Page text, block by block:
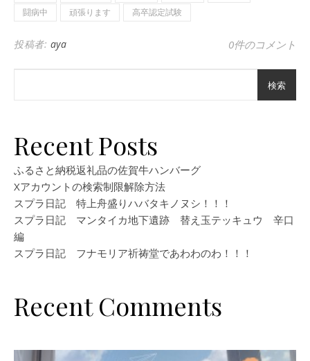
闘病中
頑張ります 高卒認定試験
投稿者: aya 0件のコメント
検索
Recent Posts
ふるさと納税返礼品の佐賀牛ハンバーグ
Xアカウントの検索制限解除方法
スプラ日記 特上舟盛りハバタキノヌシ！！！
スプラ日記 マンタイカ地下遺跡 替え玉テッキュウ 辛口
編
スプラ日記 フナモリア祈祷堂であわわのわ！！！
Recent Comments